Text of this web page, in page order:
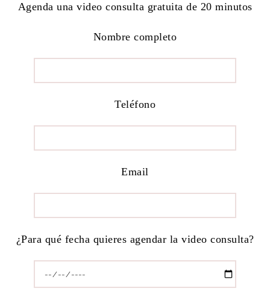
Agenda una video consulta gratuita de 20 minutos
Nombre completo
Teléfono
Email
¿Para qué fecha quieres agendar la video consulta?